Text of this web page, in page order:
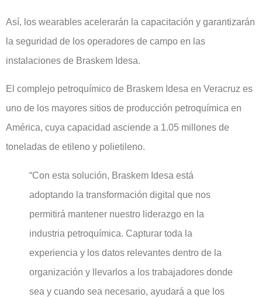
Así, los wearables acelerarán la capacitación y garantizarán
la seguridad de los operadores de campo en las
instalaciones de Braskem Idesa.
El complejo petroquímico de Braskem Idesa en Veracruz es
uno de los mayores sitios de producción petroquímica en
América, cuya capacidad asciende a 1.05 millones de
toneladas de etileno y polietileno.
“Con esta solución, Braskem Idesa está
adoptando la transformación digital que nos
permitirá mantener nuestro liderazgo en la
industria petroquímica. Capturar toda la
experiencia y los datos relevantes dentro de la
organización y llevarlos a los trabajadores donde
sea y cuando sea necesario, ayudará a que los